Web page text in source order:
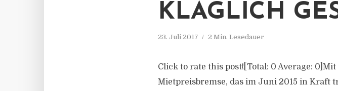
KLÄGLICH
23. Juli 2017 2 Min. Lesedauer
Click to rate this post![Total: 0 Average:
Mietpreisbremse, das im Juni 2015 in Kraft